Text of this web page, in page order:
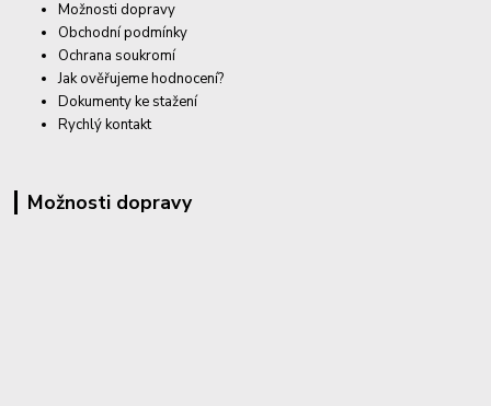
Možnosti dopravy
Obchodní podmínky
Ochrana soukromí
Jak ověřujeme hodnocení?
Dokumenty ke stažení
Rychlý kontakt
Možnosti dopravy